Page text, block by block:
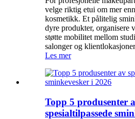
velge riktig etui om mer
kosmetikk. Et pålitelig
dyre produkter, organisere
støtte mobilitet mellom
salonger og
Les mer
Topp 5 produsenter
spesialtilpassede